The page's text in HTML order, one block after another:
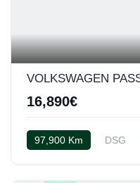
16,890€
97,900 Km DSG